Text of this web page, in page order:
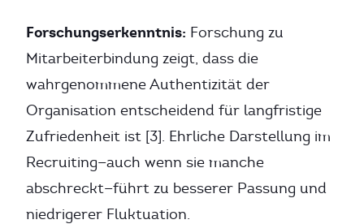
Forschungserkenntnis: Forschung zu
Mitarbeiterbindung zeigt, dass die
wahrgenommene Authentizität der
Organisation entscheidend für langfristige
Zufriedenheit ist [3]. Ehrliche Darstellung im
Recruiting—auch wenn sie manche
abschreckt—führt zu besserer Passung und
niedrigerer Fluktuation.